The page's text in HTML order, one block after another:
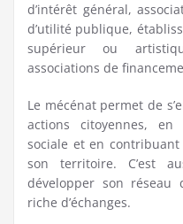
d’intérêt général,
d’utilité publique,
supérieur ou
associations de
Le mécénat permet de
actions citoyennes,
sociale et en
son territoire. C’est
développer son
riche d’échanges.